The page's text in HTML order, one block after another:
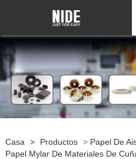
Casa > Productos > Papel De
Papel Mylar De Materiales De